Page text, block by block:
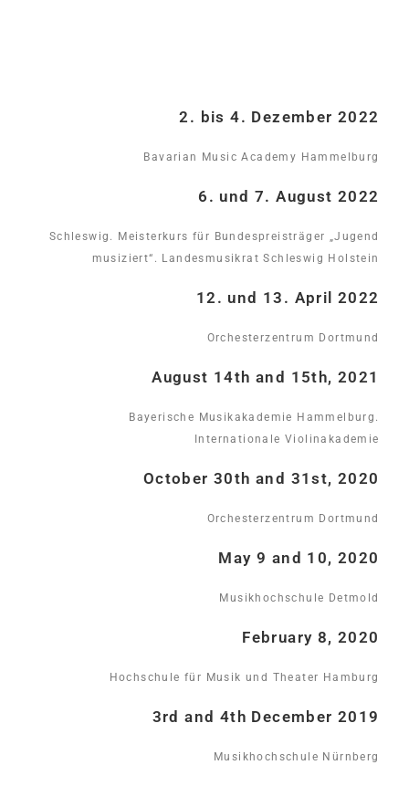
2. bis 4. Dezember 2022
Bavarian Music Academy Hammelburg
6. und 7. August 2022
Schleswig. Meisterkurs für Bundespreisträger „Jugend
musiziert“. Landesmusikrat Schleswig Holstein
12. und 13. April 2022
Orchesterzentrum Dortmund
August 14th and 15th, 2021
Bayerische Musikakademie Hammelburg.
Internationale Violinakademie
October 30th and 31st, 2020
Orchesterzentrum Dortmund
May 9 and 10, 2020
Musikhochschule Detmold
February 8, 2020
Hochschule für Musik und Theater Hamburg
3rd and 4th December 2019
Musikhochschule Nürnberg